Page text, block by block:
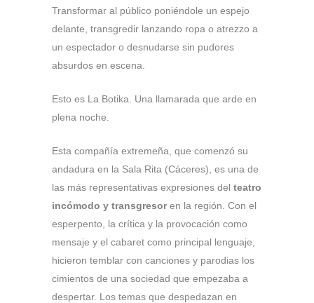
Transformar al público poniéndole un espejo
delante, transgredir lanzando ropa o atrezzo a
un espectador o desnudarse sin pudores
absurdos en escena.
Esto es La Botika. Una llamarada que arde en
plena noche.
Esta compañía extremeña, que comenzó su
andadura en la Sala Rita (Cáceres), es una de
las más representativas expresiones del teatro
incómodo y transgresoren la región. Con el
esperpento, la crítica y la provocación como
mensaje y el cabaret como principal lenguaje,
hicieron temblar con canciones y parodias los
cimientos de una sociedad que empezaba a
despertar. Los temas que despedazan en